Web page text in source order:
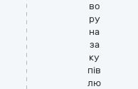
во
ру
на
за
ку
пів
лю